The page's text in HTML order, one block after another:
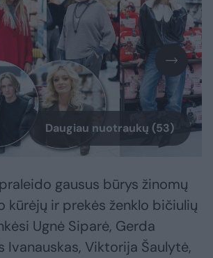
Daugiau nuotraukų (53)
gausus būrys žinomų
kūrėjų ir prekės ženklo bičiulių
Ugnė Siparė, Gerda
Ivanauskas, Viktorija Šaulytė,